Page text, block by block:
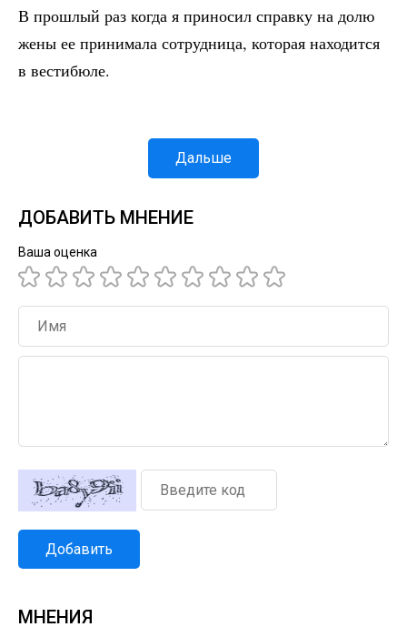
В прошлый раз когда я приносил справку на долю
жены ее принимала сотрудница, которая находится
в вестибюле.
Дальше
ДОБАВИТЬ МНЕНИЕ
Ваша оценка
Добавить
МНЕНИЯ